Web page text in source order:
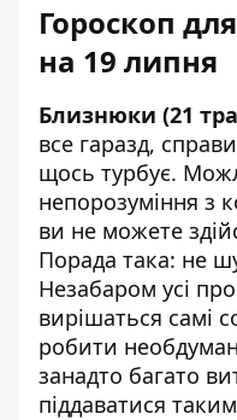
Гороскоп
на 19 липня
Близнюки (21
все гаразд,
щось турбує.
непорозуміння з
ви не можете
Порада така: не
Незабаром усі
вирішаться самі
робити
занадто багато
піддаватися